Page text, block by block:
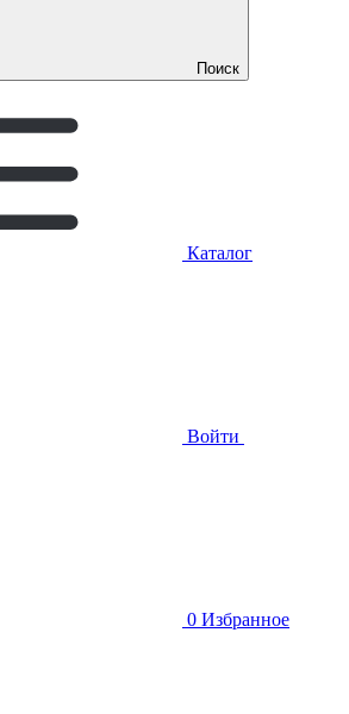
Поиск
Каталог
Войти
0 Избранное